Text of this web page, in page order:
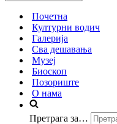
Почетна
Културни водич
Галерија
Сва дешавања
Музеј
Биоскоп
Позориште
О нама
Претрага за…